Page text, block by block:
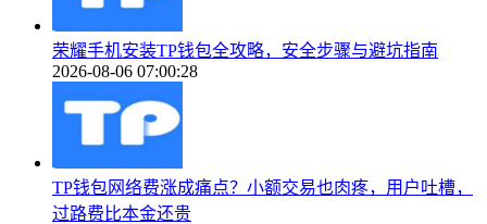
荣耀手机安装TP钱包全攻略，安全步骤与避坑指南
2026-08-06 07:00:28
TP钱包网络费涨成痛点？小额交易也肉疼，用户吐槽，
过路费比本金还贵